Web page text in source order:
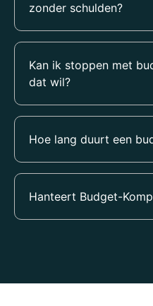
zonder schulden?
Kan ik stoppen met
dat wil?
Hoe lang duurt een
Hanteert Budget-